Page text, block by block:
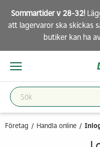
Sommartider v 28-32!
att lagervaror ska skickas
butikerkan ha
Företag Handla online